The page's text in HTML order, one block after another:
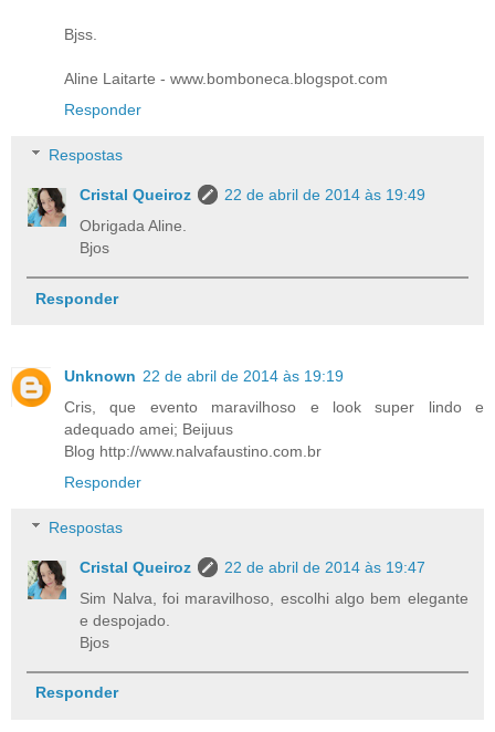
Bjss.
Aline Laitarte - www.bomboneca.blogspot.com
Responder
Respostas
Cristal Queiroz
22 de abril de 2014 às 19:49
Obrigada Aline.
Bjos
Responder
Unknown 22 de abril de 2014 às 19:19
Cris, que evento maravilhoso e look super lindo e
adequado amei; Beijuus
Blog http://www.nalvafaustino.com.br
Responder
Respostas
Cristal Queiroz
22 de abril de 2014 às 19:47
Sim Nalva, foi maravilhoso, escolhi algo bem elegante
e despojado.
Bjos
Responder